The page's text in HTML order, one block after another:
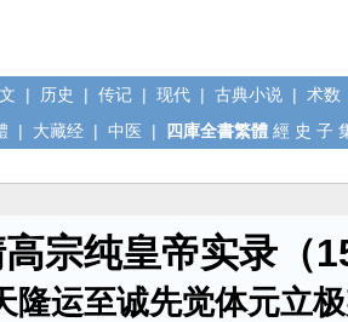
| 历史 | 传记 | 现代 | 古典小说 | 术数
| 大藏经 | 中医 | 四庫全書繁體 經 史 子
宗纯皇帝实录（
隆运至诚先觉体元立